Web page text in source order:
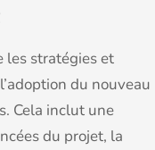
les stratégies et
du nouveau
Cela inclut une
du projet, la